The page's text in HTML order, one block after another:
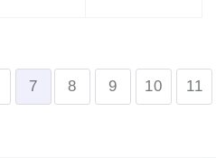
7 8 9 10 11